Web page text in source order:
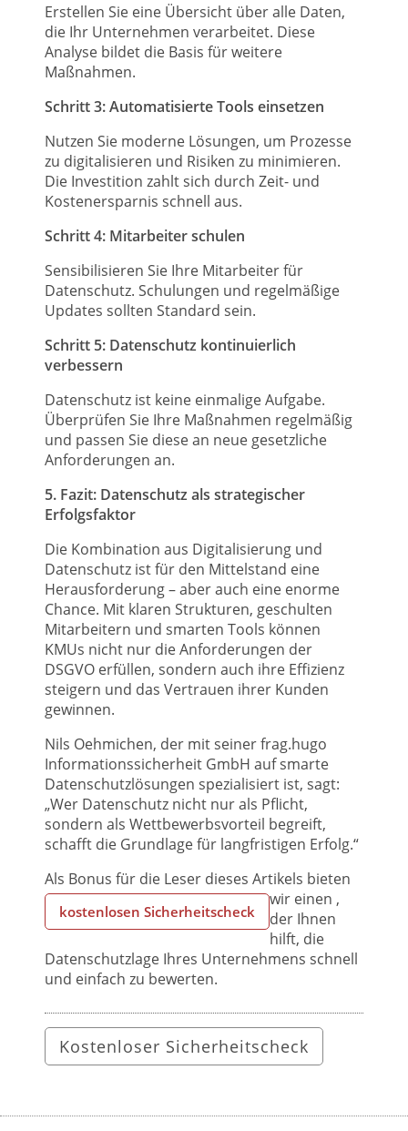
Erstellen Sie eine Übersicht über alle Daten,
die Ihr Unternehmen verarbeitet. Diese
Analyse bildet die Basis für weitere
Maßnahmen.
Schritt 3: Automatisierte Tools einsetzen
Nutzen Sie moderne Lösungen, um Prozesse
zu digitalisieren und Risiken zu minimieren.
Die Investition zahlt sich durch Zeit- und
Kostenersparnis schnell aus.
Schritt 4: Mitarbeiter schulen
Sensibilisieren Sie Ihre Mitarbeiter für
Datenschutz. Schulungen und regelmäßige
Updates sollten Standard sein.
Schritt 5: Datenschutz kontinuierlich
verbessern
Datenschutz ist keine einmalige Aufgabe.
Überprüfen Sie Ihre Maßnahmen regelmäßig
und passen Sie diese an neue gesetzliche
Anforderungen an.
5. Fazit: Datenschutz als strategischer
Erfolgsfaktor
Die Kombination aus Digitalisierung und
Datenschutz ist für den Mittelstand eine
Herausforderung – aber auch eine enorme
Chance. Mit klaren Strukturen, geschulten
Mitarbeitern und smarten Tools können
KMUs nicht nur die Anforderungen der
DSGVO erfüllen, sondern auch ihre Effizienz
steigern und das Vertrauen ihrer Kunden
gewinnen.
Nils Oehmichen, der mit seiner frag.hugo
Informationssicherheit GmbH auf smarte
Datenschutzlösungen spezialisiert ist, sagt:
„Wer Datenschutz nicht nur als Pflicht,
sondern als Wettbewerbsvorteil begreift,
schafft die Grundlage für langfristigen Erfolg.“
Als Bonus für die Leser dieses Artikels bieten
wir einen
kostenlosen Sicherheitscheck
,
der Ihnen
hilft, die
Datenschutzlage Ihres Unternehmens schnell
und einfach zu bewerten.
Kostenloser Sicherheitscheck